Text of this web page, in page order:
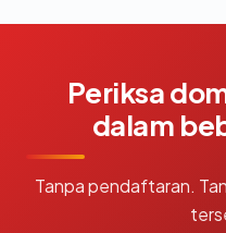
Periksa
dalam
Tanpa pendaftaran.